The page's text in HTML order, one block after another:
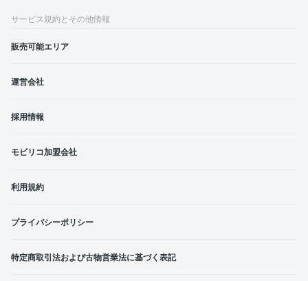
サービス規約とその他情報
販売可能エリア
運営会社
採用情報
モビリコ加盟会社
利用規約
プライバシーポリシー
特定商取引法および古物営業法に基づく表記